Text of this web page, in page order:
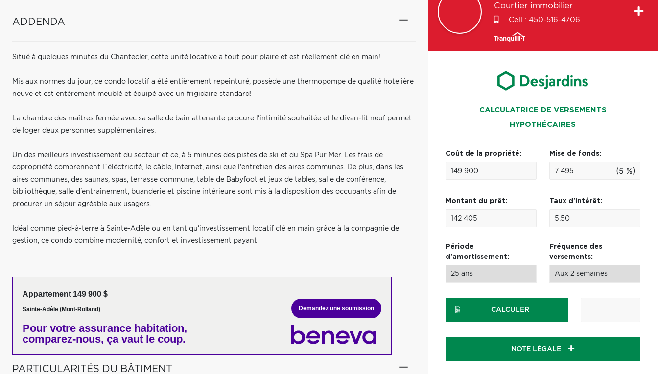
ADDENDA
Situé à quelques minutes du Chantecler, cette unité locative a tout pour plaire et est réellement clé en main!
Mis aux normes du jour, ce condo locatif a été entièrement repeinturé, possède une thermopompe de qualité hotelière
neuve et est entèrement meublé et équipé avec un frigidaire standard!
La chambre des maîtres fermée avec sa salle de bain attenante procure l'intimité souhaitée et le divan-lit neuf permet
de loger deux personnes supplémentaires.
Un des meilleurs investissement du secteur et ce, à 5 minutes des pistes de ski et du Spa Pur Mer. Les frais de
copropriété comprennent l`éléctricité, le câble, Internet, ainsi que l'entretien des aires communes. De plus, dans les
aires communes, des saunas, spas, terrasse commune, table de Babyfoot et jeux de tables, salle de conférence,
bibliothèque, salle d'entraînement, buanderie et piscine intérieure sont mis à la disposition des occupants afin de
procurer un séjour agréable aux usagers.
Idéal comme pied-à-terre à Sainte-Adèle ou en tant qu'investissement locatif clé en main grâce à la compagnie de
gestion, ce condo combine modernité, confort et investissement payant!
Appartement 149 900 $
Sainte-Adèle (Mont-Rolland)
Pour votre assurance habitation,
comparez-nous, ça vaut le coup.
Demandez une soumission
PARTICULARITÉS DU BÂTIMENT
Courtier immobilier
Cell.: 450-516-4706
CALCULATRICE DE VERSEMENTS
HYPOTHÉCAIRES
Coût de la propriété: Mise de fonds:
(5 %)
Montant du prêt: Taux d'intérêt:
Période
d'amortissement:
Fréquence des
versements:
CALCULER
NOTE LÉGALE